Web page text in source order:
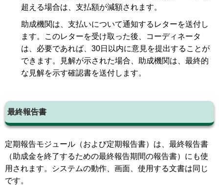
超える場合は、支払額が減額されます。
助成機関は、支払いについて通知するレターを送付し
ます。このレターを受け取った後、コーディネータ
は、必要であれば、30日以内に意見を提出することが
できます。見解が示された場合、助成機関は、最終的
な見解を示す確認書を送付します。
最終報告書
定期報告モジュール（および定期報告書）は、最終報告書
（助成金を終了するための最終報告期間の報告書）にも使
用されます。システムの動作、画面、使用する文書は同じ
です。